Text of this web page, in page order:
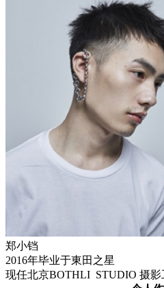
郑小铛
2016年毕业于東田之星
现任北京BOTHLI STUDIO 摄影